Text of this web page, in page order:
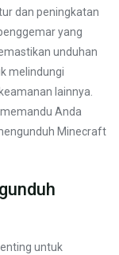
dan peningkatan
yang
unduhan
melindungi
lainnya.
Anda
Minecraft
untuk